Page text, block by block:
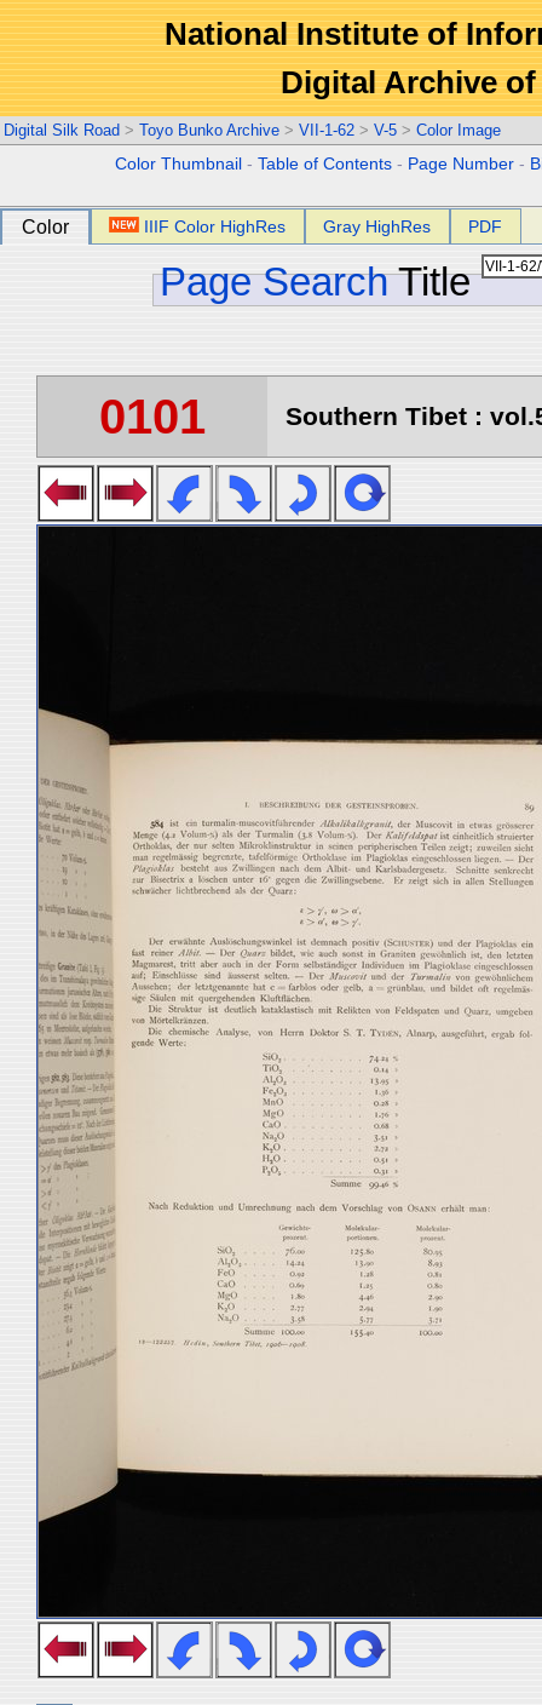
National Institute of
Digital Archive
Digital Silk Road > Toyo Bunko Archive > VII-1-62 > V-5 > Color Image
Color Thumbnail -Table of Contents - Page Number -
Color IIIF Color HighRes Gray HighRes PDF
Page Search Title
0101 Southern Tibet :